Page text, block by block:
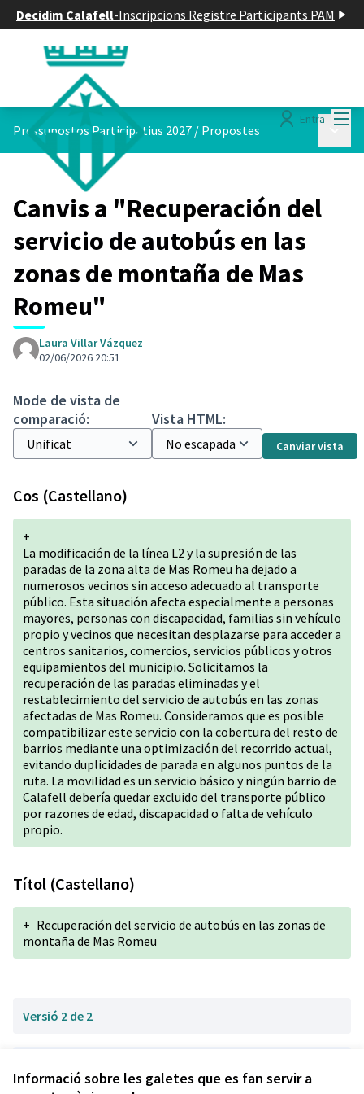
Informació sobre les galetes que es fan servir a
Decidim Calafell-Inscripcions Registre Participants PAM
Entra
Pressupostos Participatius 2027 / Propostes
Canvis a "Recuperación del
servicio de autobús en las
zonas de montaña de Mas
Romeu"
Laura Villar Vázquez
02/06/2026 20:51
Mode de vista de
comparació:
Vista HTML:
Canviar vista
Cos (Castellano)
+
La modificación de la línea L2 y la supresión de las
paradas de la zona alta de Mas Romeu ha dejado a
numerosos vecinos sin acceso adecuado al transporte
público. Esta situación afecta especialmente a personas
mayores, personas con discapacidad, familias sin vehículo
propio y vecinos que necesitan desplazarse para acceder a
centros sanitarios, comercios, servicios públicos y otros
equipamientos del municipio. Solicitamos la
recuperación de las paradas eliminadas y el
restablecimiento del servicio de autobús en las zonas
afectadas de Mas Romeu. Consideramos que es posible
compatibilizar este servicio con la cobertura del resto de
barrios mediante una optimización del recorrido actual,
evitando duplicidades de parada en algunos puntos de la
ruta. La movilidad es un servicio básico y ningún barrio de
Calafell debería quedar excluido del transporte público
por razones de edad, discapacidad o falta de vehículo
propio.
Títol (Castellano)
+ Recuperación del servicio de autobús en las zonas de
montaña de Mas Romeu
Versió 2 de 2